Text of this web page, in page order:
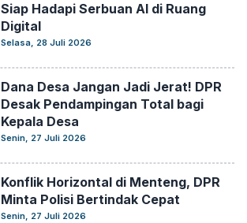
Siap Hadapi Serbuan AI di Ruang
Digital
Selasa, 28 Juli 2026
Dana Desa Jangan Jadi Jerat! DPR
Desak Pendampingan Total bagi
Kepala Desa
Senin, 27 Juli 2026
Konflik Horizontal di Menteng, DPR
Minta Polisi Bertindak Cepat
Senin, 27 Juli 2026